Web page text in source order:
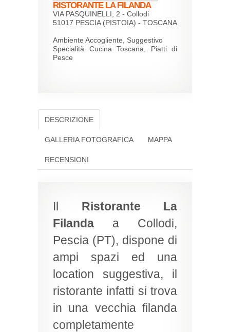
RISTORANTE LA FILANDA
VIA PASQUINELLI, 2 - Collodi
51017 PESCIA (PISTOIA) - TOSCANA
Ambiente Accogliente, Suggestivo
Specialità Cucina Toscana, Piatti di
Pesce
DESCRIZIONE
GALLERIA FOTOGRAFICA MAPPA
RECENSIONI
Il Ristorante La
Filanda a Collodi,
Pescia (PT), dispone di
ampi spazi ed una
location suggestiva, il
ristorante infatti si trova
in una vecchia filanda
completamente